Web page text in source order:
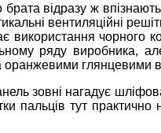
брата відразу ж
вентиляційні
використання чорного
ряду виробника,
оранжевими глянцевими
зовні нагадує
пальців тут